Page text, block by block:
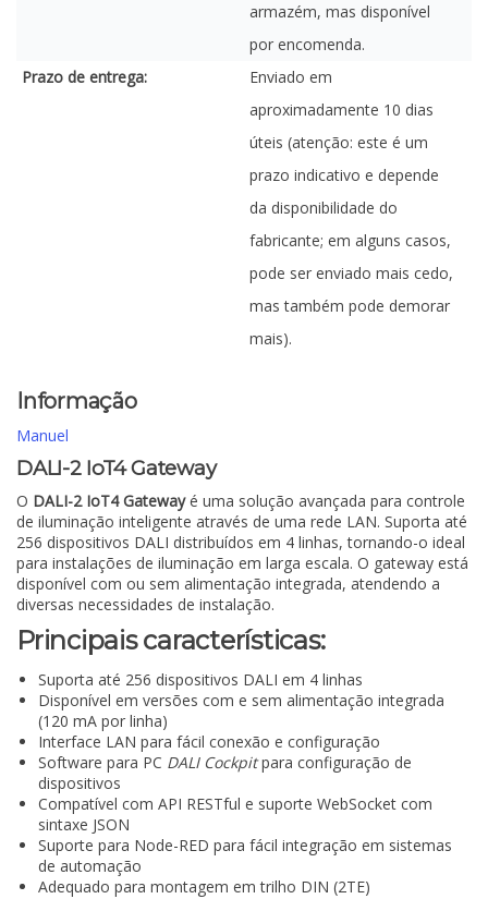
armazém, mas disponível
por encomenda.
Prazo de entrega:
Enviado em
aproximadamente 10 dias
úteis (atenção: este é um
prazo indicativo e depende
da disponibilidade do
fabricante; em alguns casos,
pode ser enviado mais cedo,
mas também pode demorar
mais).
Informação
Manuel
DALI-2 IoT4 Gateway
O DALI-2 IoT4 Gatewayé uma solução avançada para controle
de iluminação inteligente através de uma rede LAN. Suporta até
256 dispositivos DALI distribuídos em 4 linhas, tornando-o ideal
para instalações de iluminação em larga escala. O gateway está
disponível com ou sem alimentação integrada, atendendo a
diversas necessidades de instalação.
Principais características:
Suporta até 256 dispositivos DALI em 4 linhas
Disponível em versões com e sem alimentação integrada
(120 mA por linha)
Interface LAN para fácil conexão e configuração
Software para PC DALI Cockpitpara configuração de
dispositivos
Compatível com API RESTful e suporte WebSocket com
sintaxe JSON
Suporte para Node-RED para fácil integração em sistemas
de automação
Adequado para montagem em trilho DIN (2TE)